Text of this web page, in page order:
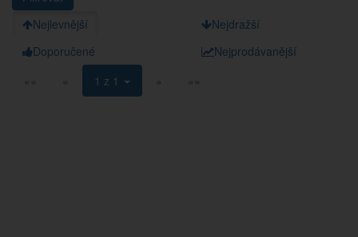
Nejlevnější
Nejdražší
Doporučené
Nejprodávanější
««
« 1 z 1 » »»